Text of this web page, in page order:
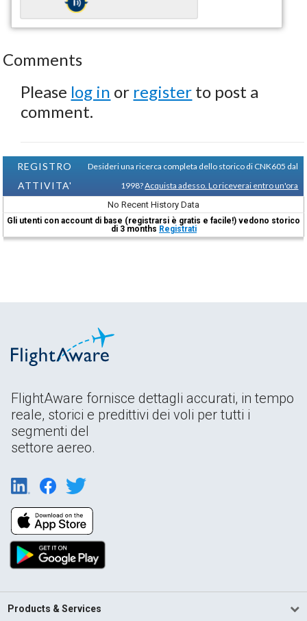
Comments
Please log in or register to post a
comment.
REGISTRO
ATTIVITA'
Desideri una ricerca completa dello storico di CNK605 dal
1998?Acquista adesso. Lo riceverai entro un'ora
No Recent History Data
Gli utenti con account di base (registrarsi è gratis e facile!) vedono storico
di 3 months Registrati
FlightAware fornisce dettagli accurati, in tempo
reale, storici e predittivi dei voli per tutti i
segmenti del
settore aereo.
Products & Services